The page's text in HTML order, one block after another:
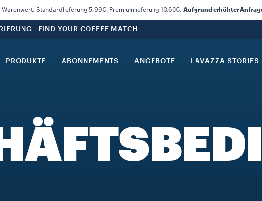
Warenwert. Standardlieferung 5,99€. Premiumlieferung 10,60€. Aufgrund erhöhter
FIND YOUR COFFEE MATCH
PRODUKTE ABONNEMENTS ANGEBOTE LAVAZZA STORIES